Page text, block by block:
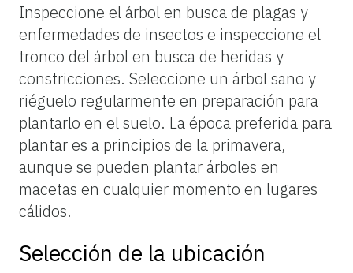
Inspeccione el árbol en busca de plagas y
enfermedades de insectos e inspeccione el
tronco del árbol en busca de heridas y
constricciones. Seleccione un árbol sano y
riéguelo regularmente en preparación para
plantarlo en el suelo. La época preferida para
plantar es a principios de la primavera,
aunque se pueden plantar árboles en
macetas en cualquier momento en lugares
cálidos.
Selección de la ubicación